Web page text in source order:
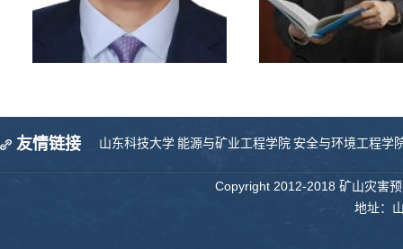
武强 顾大钊
— 院士 —
友情链接 山东科技大学 能源与矿业工程学院 安全与环境工程学
Copyright 2012-2018 矿山灾害
地址：